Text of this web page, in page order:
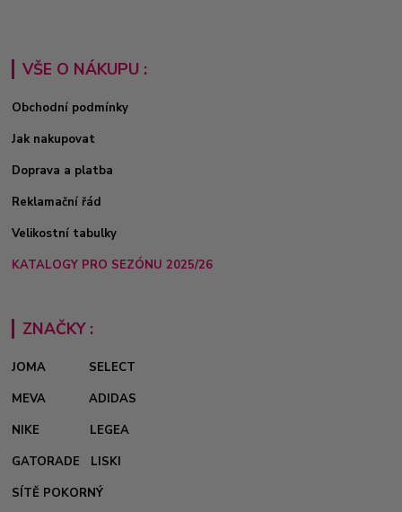
VŠE O NÁKUPU :
Obchodní podmínky
Jak nakupovat
Doprava a platba
Reklamační řád
Velikostní tabulky
KATALOGY PRO SEZÓNU 2025/26
ZNAČKY :
JOMA
SELECT
MEVA
ADIDAS
NIKE
LEGEA
GATORADE
LISKI
SÍTĚ POKORNÝ